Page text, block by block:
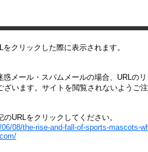
クリックした際に表示されます。
メール・スパムメールの場合、URLの
ざいます。サイトを閲覧されないようご
URLをクリックしてください。
08/the-rise-and-fall-of-sports-mascots-